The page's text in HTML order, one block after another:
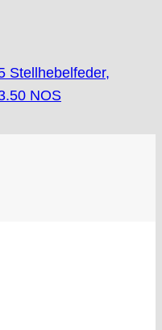
Stellhebelfeder,
NOS